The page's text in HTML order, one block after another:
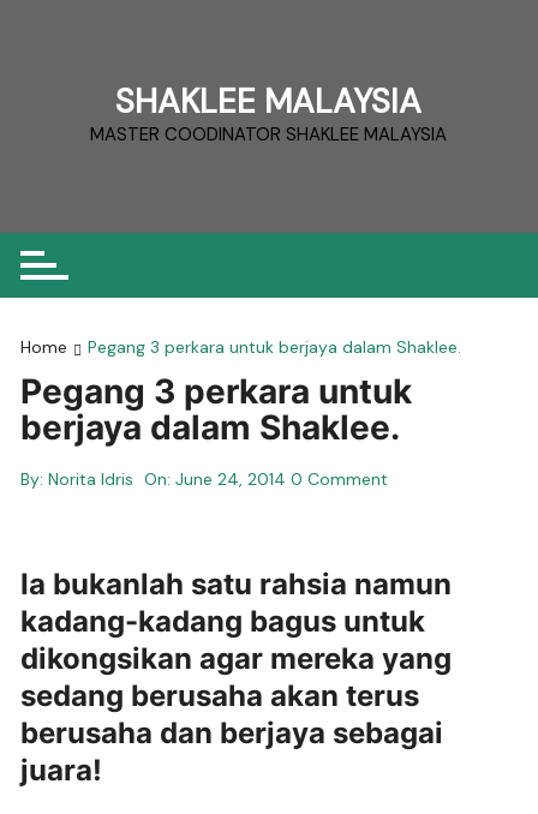
SHAKLEE MALAYSIA
MASTER COODINATOR SHAKLEE MALAYSIA
Home Pegang 3 perkara untuk berjaya dalam Shaklee.
Pegang 3 perkara untuk
berjaya dalam Shaklee.
By: Norita Idris On:June 24, 2014 0 Comment
Ia bukanlah satu rahsia namun
kadang-kadang bagus untuk
dikongsikan agar mereka yang
sedang berusaha akan terus
berusaha dan berjaya sebagai
juara!